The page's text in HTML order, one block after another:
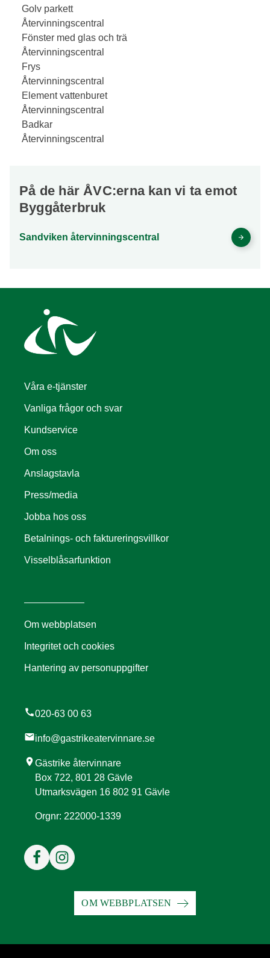
Golv parkett
Återvinningscentral
Fönster med glas och trä
Återvinningscentral
Frys
Återvinningscentral
Element vattenburet
Återvinningscentral
Badkar
Återvinningscentral
På de här ÅVC:erna kan vi ta emot
Byggåterbruk
Sandviken återvinningscentral
Våra e-tjänster
Vanliga frågor och svar
Kundservice
Om oss
Anslagstavla
Press/media
Jobba hos oss
Betalnings- och faktureringsvillkor
Visselblåsarfunktion
Om webbplatsen
Integritet och cookies
Hantering av personuppgifter
call020-63 00 63
mailinfo@gastrikeatervinnare.se
location_onGästrike återvinnare
Box 722, 801 28 Gävle
Utmarksvägen 16 802 91 Gävle
Orgnr: 222000-1339
OM WEBBPLATSEN